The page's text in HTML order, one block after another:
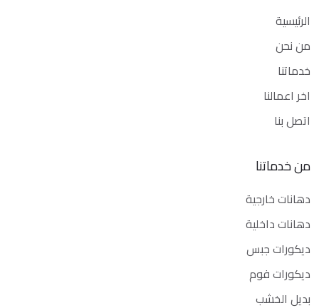
الرئيسية
من نحن
خدماتنا
اخر اعمالنا
اتصل بنا
من خدماتنا
دهانات خارجية
دهانات داخلية
ديكورات جبس
ديكورات فوم
بديل الخشب